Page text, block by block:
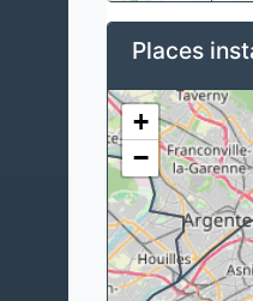
Places
+
−